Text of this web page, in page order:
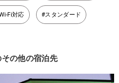
Fi対応 #スタンダード
の他の宿泊先